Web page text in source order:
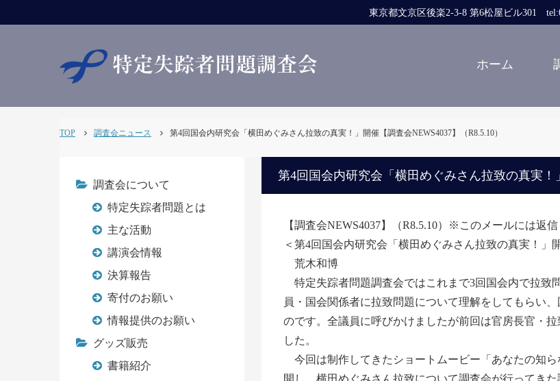
東京都文京区後楽2-3-8 第6松屋ビル301
ホーム
TOP 調査会ニュース 第4回国会内研究会「横田めぐみさん拉致の真実！」開催【調査会NEWS4037】（R8.5.10）
第4回国会内研究会「横田めぐみさん拉致の真実！
【調査会NEWS4037】（R8.5.10）※このメールには返信
＜第4回国会内研究会「横田めぐみさん拉致の真実！」
荒木和博
特定失踪者問題調査会ではこれまで3回国会内で拉致
員・国会関係者に拉致問題について理解をしてもらい
のです。全議員に呼びかけましたが前回は官房長官・
した。
今回は制作してきたショートムービー「あなたの知
調査会について
特定失踪者問題とは
主な活動
講演会情報
決算報告
寄付のお願い
情報提供のお願い
グッズ販売
書籍紹介